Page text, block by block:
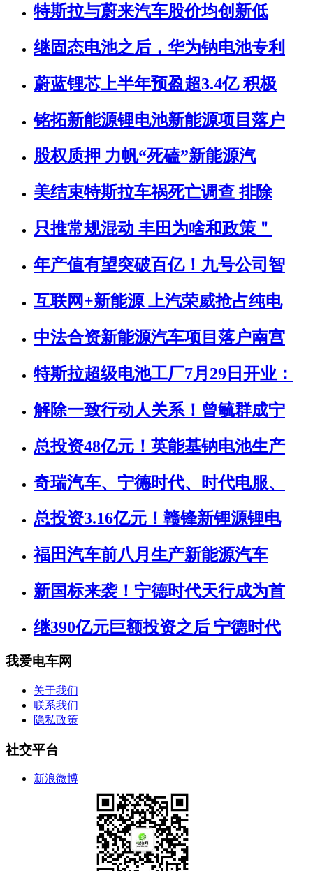
特斯拉与蔚来汽车股价均创新低
继固态电池之后，华为钠电池专利
蔚蓝锂芯上半年预盈超3.4亿 积极
铭拓新能源锂电池新能源项目落户
股权质押 力帆“死磕”新能源汽
美结束特斯拉车祸死亡调查 排除
只推常规混动 丰田为啥和政策＂
年产值有望突破百亿！九号公司智
互联网+新能源 上汽荣威抢占纯电
中法合资新能源汽车项目落户南宫
特斯拉超级电池工厂7月29日开业：
解除一致行动人关系！曾毓群成宁
总投资48亿元！英能基钠电池生产
奇瑞汽车、宁德时代、时代电服、
总投资3.16亿元！赣锋新锂源锂电
福田汽车前八月生产新能源汽车
新国标来袭！宁德时代天行成为首
继390亿元巨额投资之后 宁德时代
我爱电车网
关于我们
联系我们
隐私政策
社交平台
新浪微博